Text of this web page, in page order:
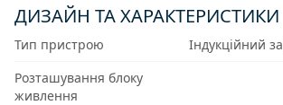
ДИЗАЙН ТА ХАРАКТЕРИСТИКИ
Тип пристрою
Індукційний
Розташування блоку
живлення